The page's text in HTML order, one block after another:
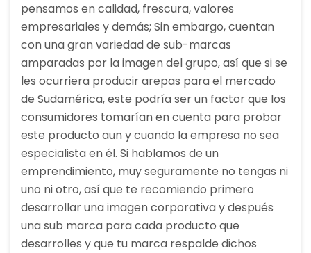
pensamos en calidad, frescura, valores
empresariales y demás; Sin embargo, cuentan
con una gran variedad de sub-marcas
amparadas por la imagen del grupo, así que si se
les ocurriera producir arepas para el mercado
de Sudamérica, este podría ser un factor que los
consumidores tomarían en cuenta para probar
este producto aun y cuando la empresa no sea
especialista en él. Si hablamos de un
emprendimiento, muy seguramente no tengas ni
uno ni otro, así que te recomiendo primero
desarrollar una imagen corporativa y después
una sub marca para cada producto que
desarrolles y que tu marca respalde dichos